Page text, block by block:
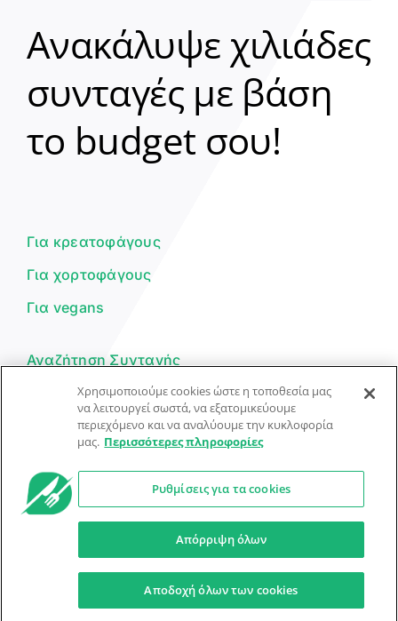
Ανακάλυψε χιλιάδες
συνταγές με βάση
το budget σου!
Για κρεατοφάγους
Για χορτοφάγους
Για vegans
Αναζήτηση Συνταγής
Υποβολή Συνταγής
Φόρμα Επικοινωνίας
© Dorpon • Μηχανή αναζήτησης για …καλοφαγάδες!
Προστασία Προσωπικών Δεδομένων Όροι Xρήσης
Ο βοηθός μπορεί να κάνει λάθη — ελέγξτε τις συνταγές.
Χρησιμοποιούμε cookies ώστε η τοποθεσία μας
να λειτουργεί σωστά, να εξατομικεύουμε
περιεχόμενο και να αναλύουμε την κυκλοφορία
μας. Περισσότερες πληροφορίες
Ρυθμίσεις για τα cookies
Απόρριψη όλων
Αποδοχή όλων των cookies